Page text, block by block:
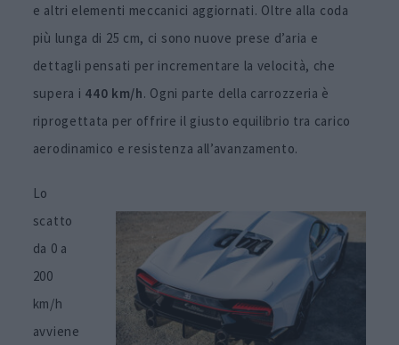
e altri elementi meccanici aggiornati. Oltre alla coda
più lunga di 25 cm, ci sono nuove prese d’aria e
dettagli pensati per incrementare la velocità, che
supera i 440 km/h. Ogni parte della carrozzeria è
riprogettata per offrire il giusto equilibrio tra carico
aerodinamico e resistenza all’avanzamento.
Lo
scatto
da 0 a
200
km/h
avviene